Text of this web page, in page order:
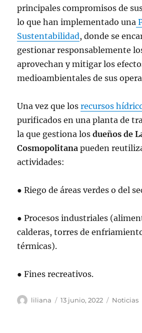
principales compromisos de
lo que han implementado una
Sustentabilidad, donde se
gestionar responsablemente
aprovechan y mitigar los
medioambientales de sus
Una vez que losrecursos
purificados en una planta de
la que gestiona losdueños de
Cosmopolitana pueden
actividades:
● Riego de áreas verdes o del
● Procesos industriales
calderas, torres de
térmicas).
● Fines recreativos.
Autor
liliana
Publicado
13 junio, 2022 Noticias